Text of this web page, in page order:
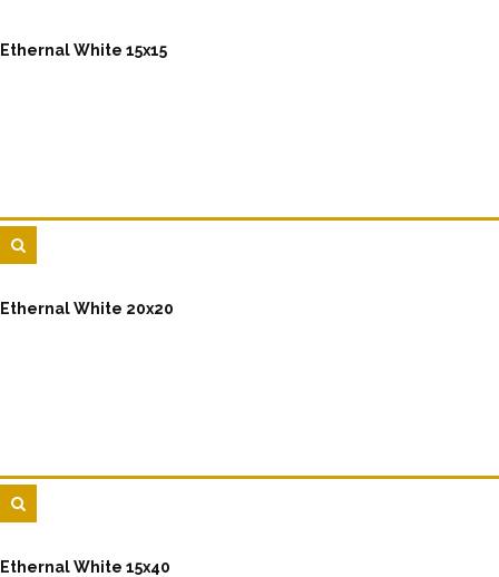
Ethernal White 15x15
Ethernal White 20x20
Ethernal White 15x40